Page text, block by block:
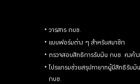
วารสาร กบข.
แบบฟอร์มต่าง ๆ สำหรับสมาชิก
ตรวจสอบสิทธิการรับเงิน กบข. คงค้าง
โปรแกรมช่วยสรุปทายาทผู้มีสิทธิรับเงิน
กบข.